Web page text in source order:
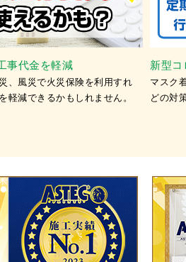
コロナウイルスの対応
着用、除菌の徹底、テレワークの導入な
策をしております。